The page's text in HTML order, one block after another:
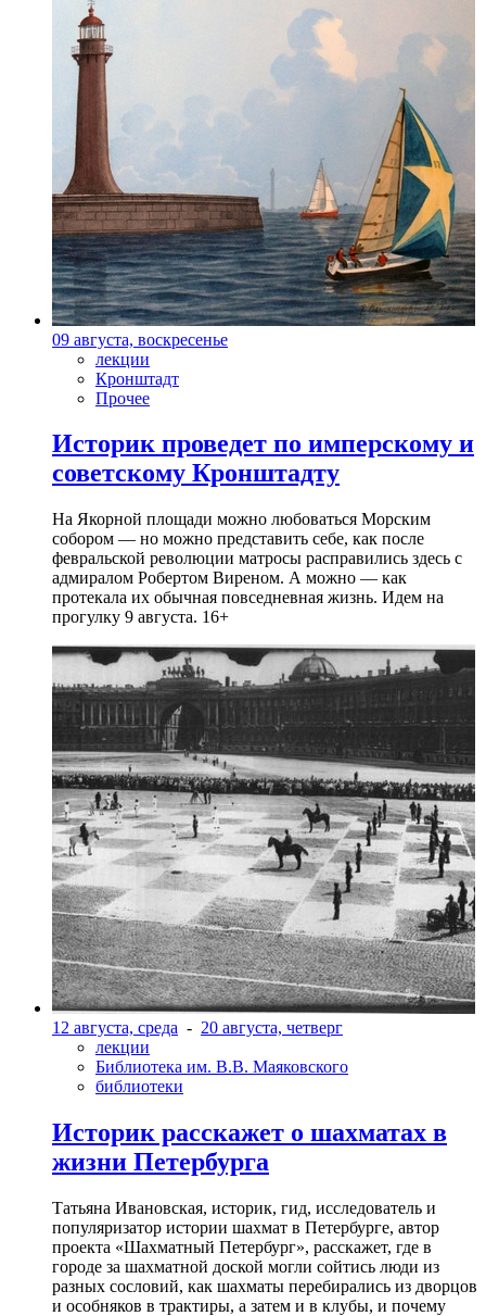
09 августа, воскресенье
лекции
Кронштадт
Прочее
Историк проведет по имперскому и
советскому Кронштадту
На Якорной площади можно любоваться Морским
собором — но можно представить себе, как после
февральской революции матросы расправились здесь с
адмиралом Робертом Виреном. А можно — как
протекала их обычная повседневная жизнь. Идем на
прогулку 9 августа. 16+
12 августа, среда - 20 августа, четверг
лекции
Библиотека им. В.В. Маяковского
библиотеки
Историк расскажет о шахматах в
жизни Петербурга
Татьяна Ивановская, историк, гид, исследователь и
популяризатор истории шахмат в Петербурге, автор
проекта «Шахматный Петербург», расскажет, где в
городе за шахматной доской могли сойтись люди из
разных сословий, как шахматы перебирались из дворцов
и особняков в трактиры, а затем и в клубы, и почему